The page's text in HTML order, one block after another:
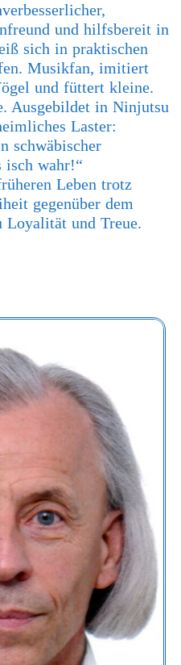
und hilfsbereit in
sich in praktischen
Musikfan, imitiert
und füttert kleine.
Ausgebildet in Ninjutsu
Laster:
schwäbischer
isch wahr!“
Leben trotz
gegenüber dem
Loyalität und Treue.